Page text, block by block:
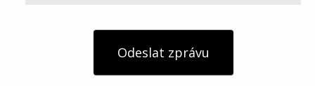
Odeslat zprávu